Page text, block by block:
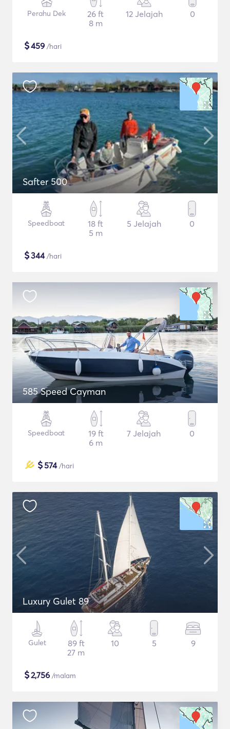
Perahu Dek
26 ft
8 m
12 Jelajah 0
$459 /hari
Safter 500
Speedboat
18 ft
5 m
5 Jelajah 0
$344/hari
585 Speed Cayman
Speedboat
19 ft
6 m
7 Jelajah 0
$574/hari
Luxury Gulet 89
Gulet
89 ft
27 m
10 5 9
$2,756 /malam